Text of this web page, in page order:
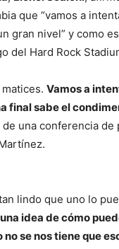
que “vamos a
gran nivel” y como
del Hard Rock
Vamos a
final sabe el
una conferencia
lindo que uno lo
idea de cómo
se nos tiene que